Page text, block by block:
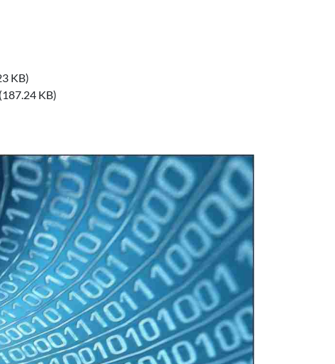
KB)
(187.24 KB)